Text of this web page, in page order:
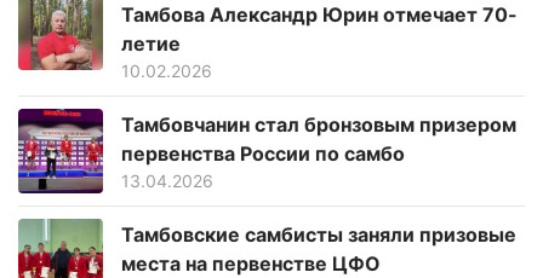
Тамбова Александр Юрин отмечает 70-
летие
10.02.2026
Тамбовчанин стал бронзовым призером
первенства России по самбо
13.04.2026
Тамбовские самбисты заняли призовые
места на первенстве ЦФО